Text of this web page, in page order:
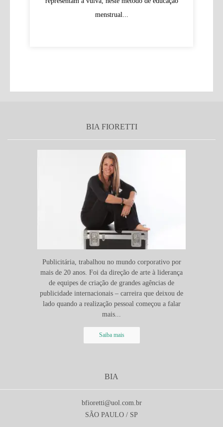
menstrual...
BIA FIORETTI
Publicitária, trabalhou no mundo corporativo por
mais de 20 anos. Foi da direção de arte à liderança
de equipes de criação de grandes agências de
publicidade internacionais – carreira que deixou de
lado quando a realização pessoal começou a falar
mais...
Saiba mais
BIA
bfioretti@uol.com.br
SÃO PAULO / SP